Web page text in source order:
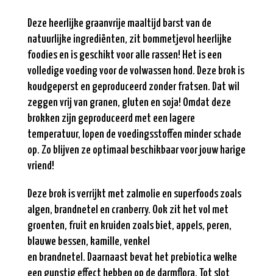
Deze heerlijke graanvrije maaltijd barst van de
natuurlijke ingrediënten, zit bommetjevol heerlijke
foodies en is geschikt voor alle rassen! Het is een
volledige voeding voor de volwassen hond. Deze brok is
koudgeperst en geproduceerd zonder fratsen. Dat wil
zeggen vrij van granen, gluten en soja! Omdat deze
brokken zijn geproduceerd met een lagere
temperatuur, lopen de voedingsstoffen minder schade
op. Zo blijven ze optimaal beschikbaar voor jouw harige
vriend!
Deze brok is verrijkt met zalmolie en superfoods zoals
algen, brandnetel en cranberry. Ook zit het vol met
groenten, fruit en kruiden zoals biet, appels, peren,
blauwe bessen, kamille, venkel
en brandnetel. Daarnaast bevat het prebiotica welke
een gunstig effect hebben op de darmflora. Tot slot